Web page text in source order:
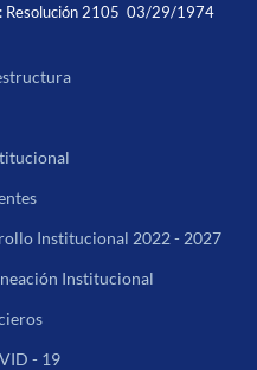
Resolución 2105 03/29/1974
Institucional 2022 - 2027
Institucional
- 19